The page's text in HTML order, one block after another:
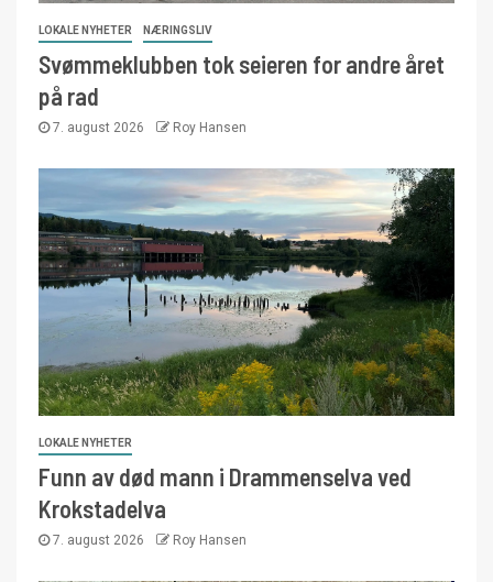
LOKALE NYHETER NÆRINGSLIV
Svømmeklubben tok seieren for andre året
på rad
7. august 2026 Roy Hansen
LOKALE NYHETER
Funn av død mann i Drammenselva ved
Krokstadelva
7. august 2026 Roy Hansen